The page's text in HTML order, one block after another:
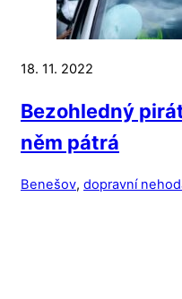
18. 11. 2022
Bezohledný
něm pátrá
Benešov, dopravní